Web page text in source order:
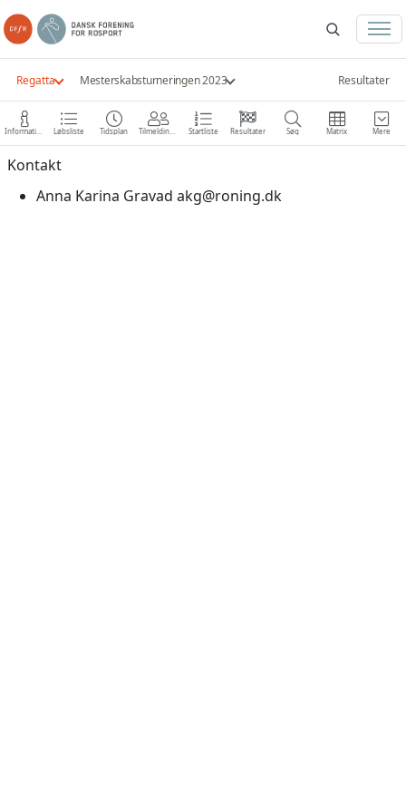
Regatta Mesterskabsturneringen 2023 Resultater
Information Løbsliste Tidsplan Tilmeldinger Startliste Resultater Søg Matrix Mere
Kontakt
Anna Karina Gravad akg@roning.dk